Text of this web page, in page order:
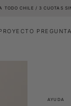
TODO CHILE / 3 CUOTAS
PREGUNTA
AYUDA